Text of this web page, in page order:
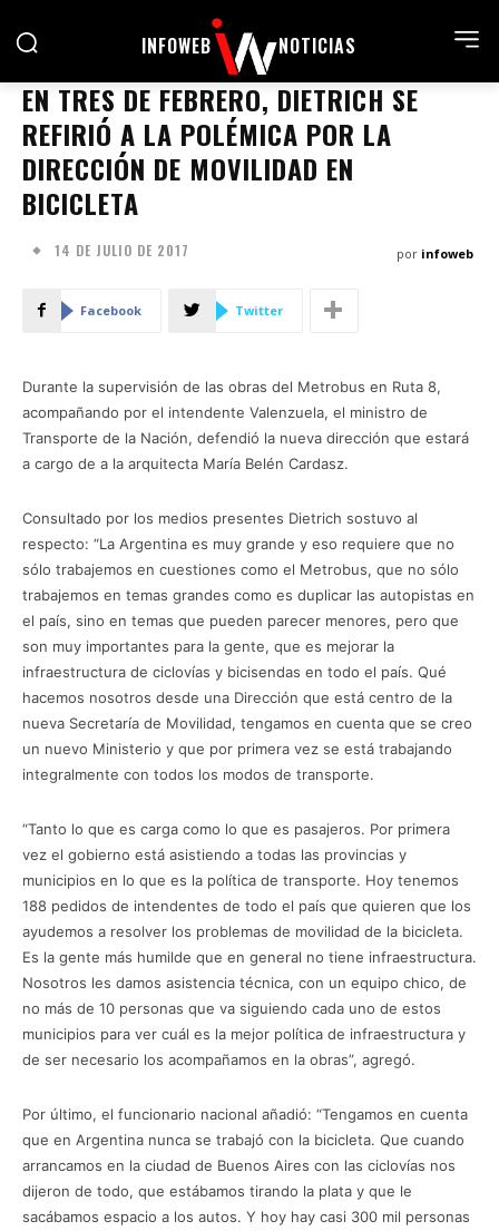
INFOWEB NOTICIAS
EN TRES DE FEBRERO, DIETRICH SE
REFIRIÓ A LA POLÉMICA POR LA
DIRECCIÓN DE MOVILIDAD EN
BICICLETA
14 DE JULIO DE 2017 por infoweb
Facebook Twitter
Durante la supervisión de las obras del Metrobus en Ruta 8,
acompañando por el intendente Valenzuela, el ministro de
Transporte de la Nación, defendió la nueva dirección que estará
a cargo de a la arquitecta María Belén Cardasz.
Consultado por los medios presentes Dietrich sostuvo al
respecto: “La Argentina es muy grande y eso requiere que no
sólo trabajemos en cuestiones como el Metrobus, que no sólo
trabajemos en temas grandes como es duplicar las autopistas en
el país, sino en temas que pueden parecer menores, pero que
son muy importantes para la gente, que es mejorar la
infraestructura de ciclovías y bicisendas en todo el país. Qué
hacemos nosotros desde una Dirección que está centro de la
nueva Secretaría de Movilidad, tengamos en cuenta que se creo
un nuevo Ministerio y que por primera vez se está trabajando
integralmente con todos los modos de transporte.
“Tanto lo que es carga como lo que es pasajeros. Por primera
vez el gobierno está asistiendo a todas las provincias y
municipios en lo que es la política de transporte. Hoy tenemos
188 pedidos de intendentes de todo el país que quieren que los
ayudemos a resolver los problemas de movilidad de la bicicleta.
Es la gente más humilde que en general no tiene infraestructura.
Nosotros les damos asistencia técnica, con un equipo chico, de
no más de 10 personas que va siguiendo cada uno de estos
municipios para ver cuál es la mejor política de infraestructura y
de ser necesario los acompañamos en la obras”, agregó.
Por último, el funcionario nacional añadió: “Tengamos en cuenta
que en Argentina nunca se trabajó con la bicicleta. Que cuando
arrancamos en la ciudad de Buenos Aires con las ciclovías nos
dijeron de todo, que estábamos tirando la plata y que le
sacábamos espacio a los autos. Y hoy hay casi 300 mil personas